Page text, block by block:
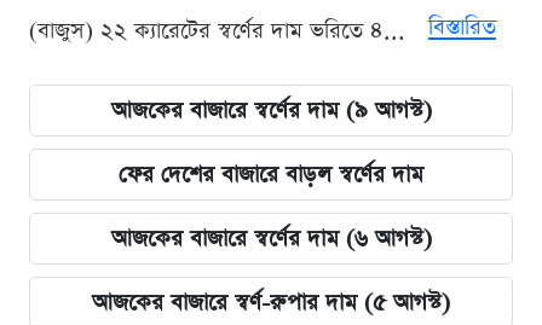
(বাজুস) ২২ ক্যারেটের স্বর্ণের দাম ভরিতে ৪...
বিস্তারিত
আজকের বাজারে স্বর্ণের দাম (৯ আগস্ট)
ফের দেশের বাজারে বাড়ল স্বর্ণের দাম
আজকের বাজারে স্বর্ণের দাম (৬ আগস্ট)
আজকের বাজারে স্বর্ণ-রুপার দাম (৫ আগস্ট)